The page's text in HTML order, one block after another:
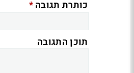
כותרת תגובה*
תוכן התגובה